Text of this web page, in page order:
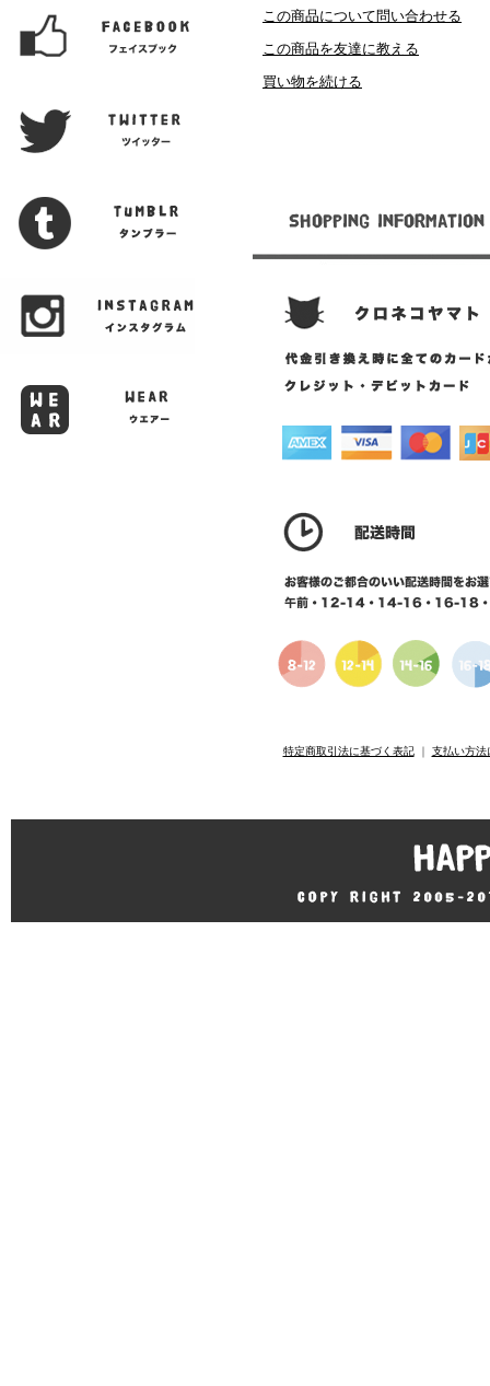
この商品について問い合わせる
この商品を友達に教える
買い物を続ける
特定商取引法に基づく表記｜ 支払い方法